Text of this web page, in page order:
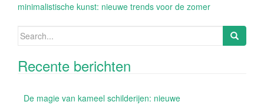
minimalistische kunst: nieuwe trends voor de zomer
Search
Recente berichten
De magie van kameel schilderijen: nieuwe